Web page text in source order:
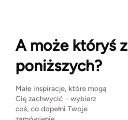
A może któryś z
poniższych?
Małe inspiracje, które mogą
Cię zachwycić – wybierz
coś, co dopełni Twoje